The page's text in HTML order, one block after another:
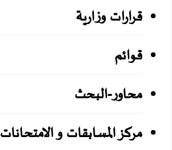
قرارات وزارية
قوائم
محاور-البحث
مركز المسابقات و الامتحانات